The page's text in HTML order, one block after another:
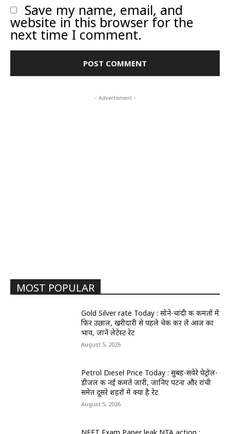
Save my name, email, and
website in this browser for the
next time I comment.
- Advertisment -
MOST POPULAR
Gold Silver rate Today : सोने-चांदी की कीमतों में
फिर उछाल, खरीदारी से पहले चेक कर लें आज का
भाव, जानें लेटेस्ट रेट
August 5, 2026
Petrol Diesel Price Today : सुबह-सवेरे पेट्रोल-
डीजल की नई कीमतें जारी, जानिए पटना और रांची
समेत दूसरे शहरों में क्या है रेट
August 5, 2026